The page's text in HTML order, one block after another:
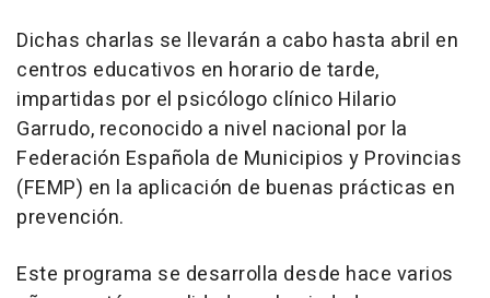
Dichas charlas se llevarán a cabo hasta abril en
centros educativos en horario de tarde,
impartidas por el psicólogo clínico Hilario
Garrudo, reconocido a nivel nacional por la
Federación Española de Municipios y Provincias
(FEMP) en la aplicación de buenas prácticas en
prevención.
Este programa se desarrolla desde hace varios